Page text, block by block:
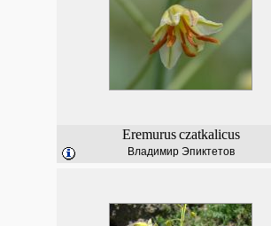
Eremurus czatkalicus
Владимир Эпиктетов